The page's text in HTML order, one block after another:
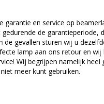
garantie en service op
de garantieperiode,
de gevallen sturen wij u
lamp aan ons retour en wij
Wij begrijpen namelijk heel
meer kunt gebruiken.